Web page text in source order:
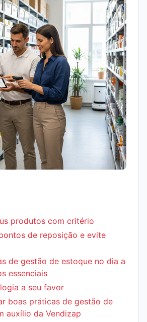
produtos com critério
de reposição e evite
de gestão de estoque no dia a
essenciais
a seu favor
boas práticas de gestão de
auxílio da Vendizap